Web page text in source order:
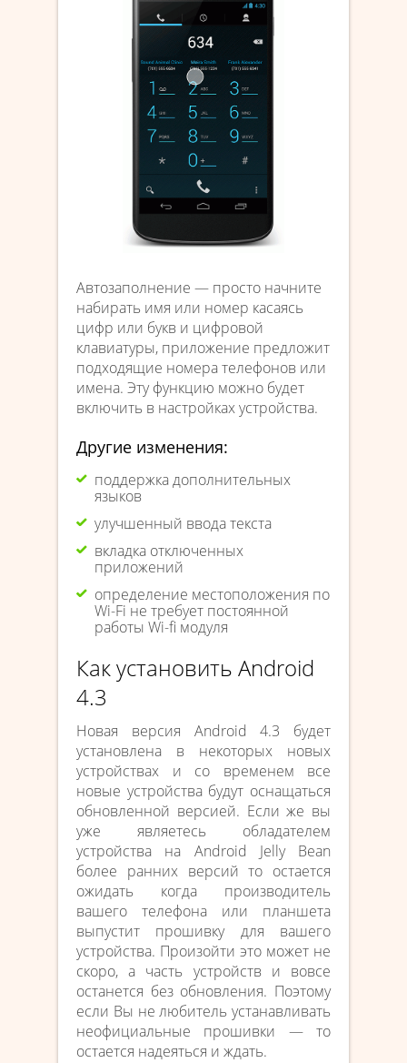
Автозаполнение — просто начните
набирать имя или номер касаясь
цифр или букв и цифровой
клавиатуры, приложение предложит
подходящие номера телефонов или
имена. Эту функцию можно будет
включить в настройках устройства.
Другие изменения:
поддержка дополнительных
языков
улучшенный ввода текста
вкладка отключенных
приложений
определение местоположения по
Wi-Fi не требует постоянной
работы Wi-fi модуля
Как установить Android
4.3
Новая версия Android 4.3 будет
установлена в некоторых новых
устройствах и со временем все
новые устройства будут оснащаться
обновленной версией. Если же вы
уже являетесь обладателем
устройства на Android Jelly Bean
более ранних версий то остается
ожидать когда производитель
вашего телефона или планшета
выпустит прошивку для вашего
устройства. Произойти это может не
скоро, а часть устройств и вовсе
останется без обновления. Поэтому
если Вы не любитель устанавливать
неофициальные прошивки — то
остается надеяться и ждать.